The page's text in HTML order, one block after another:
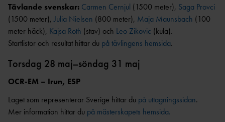
HÖGSKOLESTUDIER &
FRIIDROTTSSATSNING
EKONOMISKT STÖD &
STIPENDIER
ELITIDROTTSMILJÖ
ER
FRÅGOR
MANUALER &
INSTRUKTIONSFILMER
LOPP
MEDALJER OCH
Tävlande svenskar: Carmen Cernjul (1500 meter), Saga Provci
(1500 meter),Julia Nielsen (800 meter), Maja Maunsbach (100
meter häck), Kajsa Roth (stav) och Leo Zikovic (kula).
Startlistor och resultat hittar du på tävlingens hemsida.
Torsdag 28 maj–söndag 31 maj
OCR-EM – Irun, ESP
Laget som representerar Sverige hittar du på uttagningssidan.
Mer information hittar du på mästerskapets hemsida.